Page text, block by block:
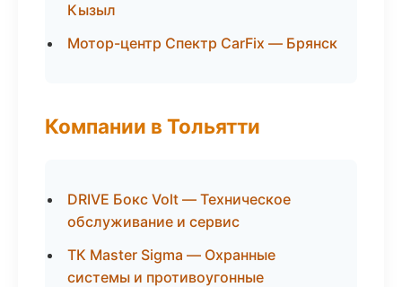
Кызыл
Мотор-центр Спектр CarFix — Брянск
Компании в Тольятти
DRIVE Бокс Volt — Техническое
обслуживание и сервис
ТК Master Sigma — Охранные
системы и противоугонные